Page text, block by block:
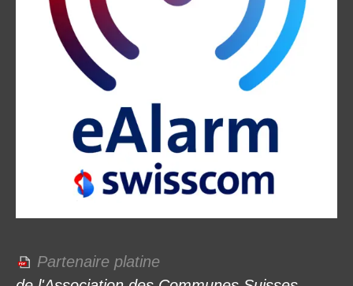
Partenaire platine